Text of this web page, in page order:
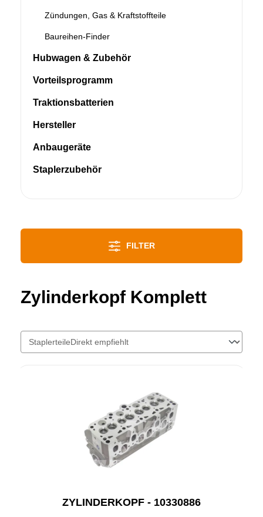
Zündungen, Gas & Kraftstoffteile
Baureihen-Finder
Hubwagen & Zubehör
Vorteilsprogramm
Traktionsbatterien
Hersteller
Anbaugeräte
Staplerzubehör
FILTER
Zylinderkopf Komplett
ZYLINDERKOPF - 10330886